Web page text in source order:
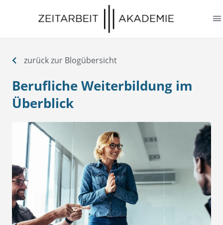
zurück zur Blogübersicht
Berufliche Weiterbildung im
Überblick